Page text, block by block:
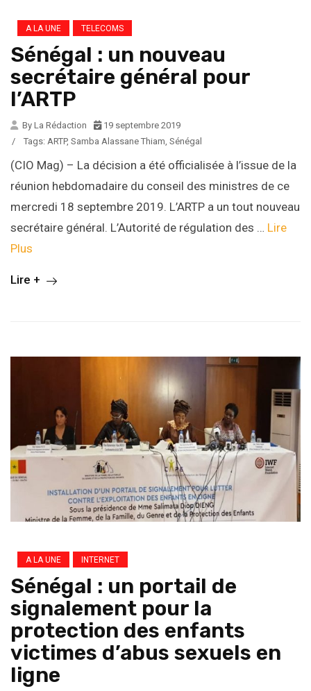
A LA UNE TELECOMS
Sénégal : un nouveau
secrétaire général pour
l’ARTP
By La Rédaction
19 septembre 2019
/
Tags: ARTP, Samba Alassane Thiam, Sénégal
(CIO Mag) – La décision a été officialisée à l’issue de la
réunion hebdomadaire du conseil des ministres de ce
mercredi 18 septembre 2019. L’ARTP a un tout nouveau
secrétaire général. L’Autorité de régulation des … Lire
Plus
Lire +
A LA UNE INTERNET
Sénégal : un portail de
signalement pour la
protection des enfants
victimes d’abus sexuels en
ligne